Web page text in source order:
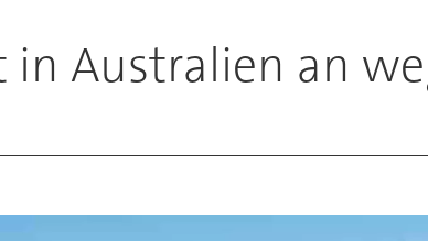
in Australien an